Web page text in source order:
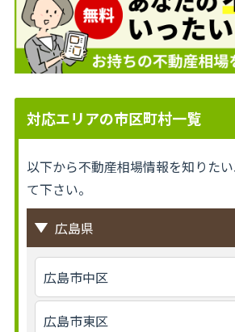
対応エリアの市区町村一覧
以下から不動産相場情報を知りた
て下さい。
広島県
広島市中区
広島市東区